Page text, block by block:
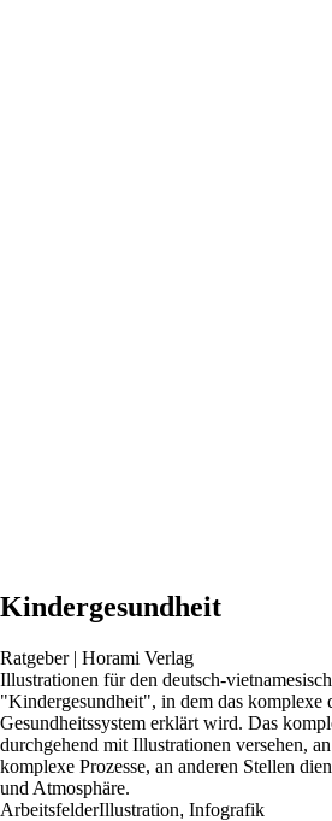
Kinder­gesundheit
Ratgeber | Horami Verlag
Illustrationen für den deutsch-
"Kindergesundheit", in dem das ­komplexe
Gesundheitssystem erklärt wird. Das
durchgehend mit Illustrationen versehen,
komplexe Prozesse, an anderen Stellen
und Atmosphäre.
ArbeitsfelderIllustration, Infografik